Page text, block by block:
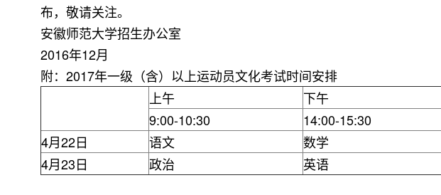
布，敬请关注。
安徽师范大学招生办公室
2016年12月
附：2017年一级（含）以上运动员文化考试时间安排
上午
下午
9:00-10:30
14:00-15:30
4月22日
语文
数学
4月23日
政治 英语